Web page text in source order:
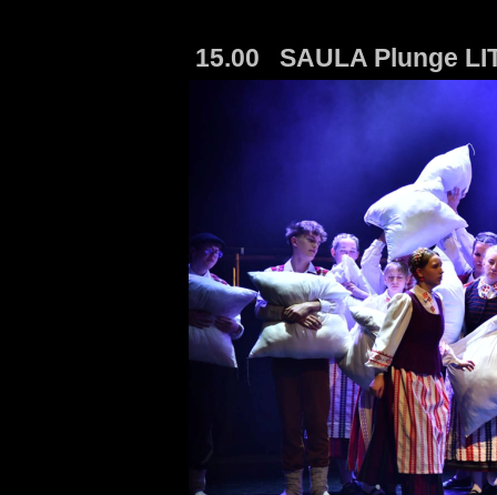
15.00 SAULA Plunge